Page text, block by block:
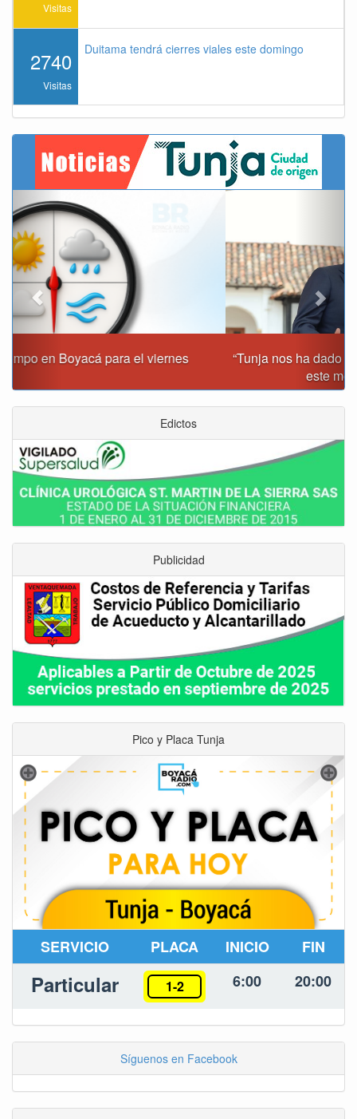
Visitas
2740
Visitas
Duitama tendrá cierres viales este domingo
“Tunja nos ha dado demasiado y no podemos fallarle en
Previous
Edictos
Publicidad
Pico y Placa Tunja
SERVICIO PLACA INICIO FIN
Particular 1-2 6:00 20:00
Síguenos en Facebook